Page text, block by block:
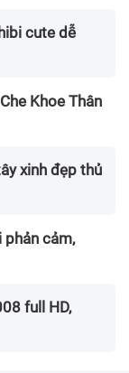
cute dễ
Khoe Thân
xinh đẹp thủ
phản cảm,
full HD,